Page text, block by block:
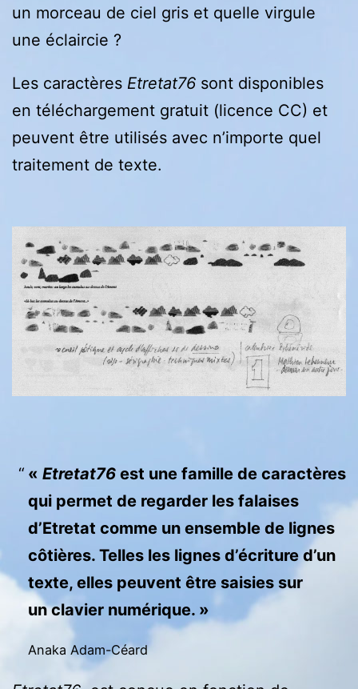
un morceau de ciel gris et quelle virgule
une éclaircie ?
Les caractères Etretat76 sont disponibles
en téléchargement gratuit (licence CC) et
peuvent être utilisés avec n’importe quel
traitement de texte.
« Etretat76 est une famille de caractères
qui permet de regarder les falaises
d’Etretat comme un ensemble de lignes
côtières. Telles les lignes d’écriture d’un
texte, elles peuvent être saisies sur
un clavier numérique. »
Anaka Adam-Céard